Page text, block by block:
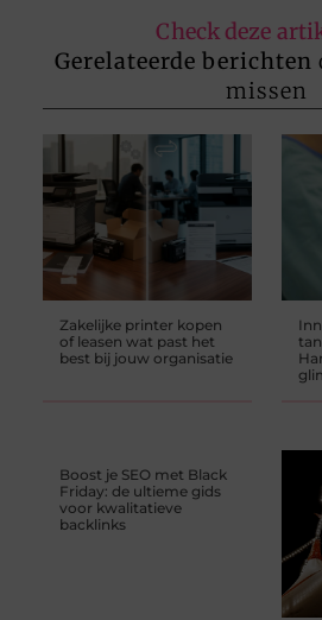
Check deze
Gerelateerde berichten
missen
Zakelijke printer kopen
of leasen wat past het
best bij jouw organisatie
Boost je SEO met Black
Friday: de ultieme gids
voor kwalitatieve
backlinks